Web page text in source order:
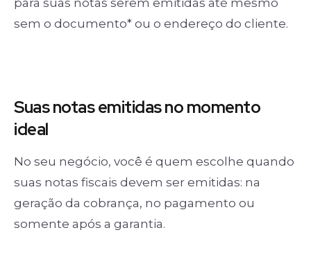
para suas notas serem emitidas até mesmo
sem o documento* ou o endereço do cliente.
Suas notasemitidas no momento
ideal
No seu negócio, você é quem escolhe quando
suas notas fiscais devem ser emitidas: na
geração da cobrança, no pagamento ou
somente após a garantia.